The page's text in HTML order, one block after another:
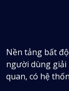
Nền tảng bất
người dùng giải
quan, có hệ